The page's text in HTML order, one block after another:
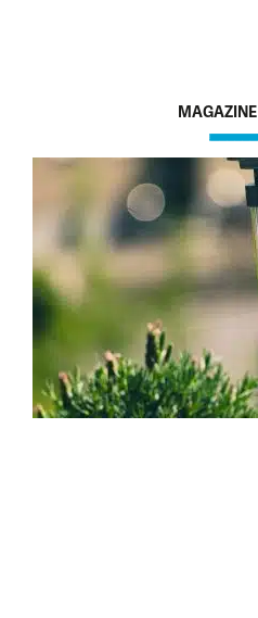
MAGAZINE